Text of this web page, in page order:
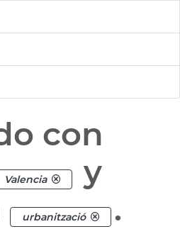
con
Valencia
y
urbanització .